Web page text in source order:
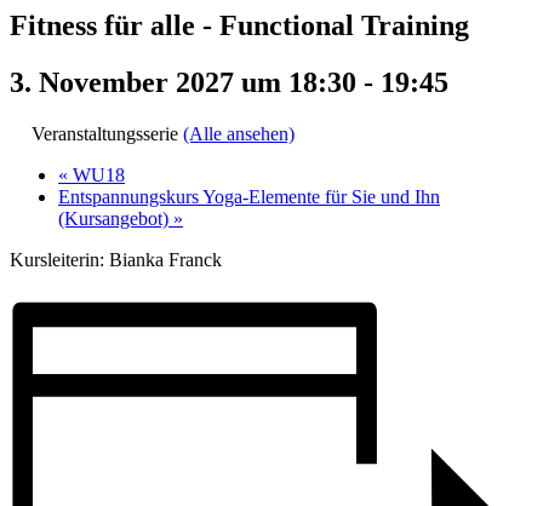
Fitness für alle - Functional Training
3. November 2027 um 18:30 - 19:45
Veranstaltungsserie (Alle ansehen)
« WU18
Entspannungskurs Yoga-Elemente für Sie und Ihn
(Kursangebot) »
Kursleiterin: Bianka Franck